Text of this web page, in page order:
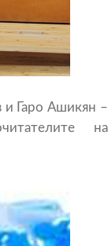
и Гаро Ашикян –
на